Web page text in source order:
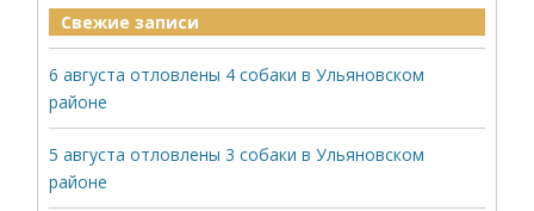
Свежие записи
6 августа отловлены 4 собаки в Ульяновском
районе
5 августа отловлены 3 собаки в Ульяновском
районе